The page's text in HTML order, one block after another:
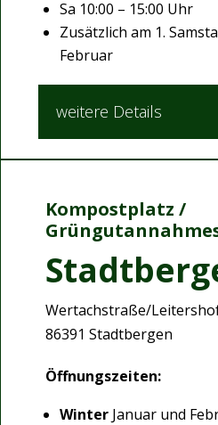
Sa 10:00 – 15:00 Uhr
Zusätzlich am 1.
Februar
weitere Details
Kompostplatz /
Wertachstraße/
86391 Stadtbergen
Öffnungszeiten:
Winter Januar und